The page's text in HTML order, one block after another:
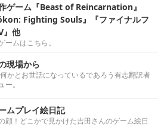
ゲーム『Beast of Reincarnation』
Fighting Souls』『ファイナルフ
』他
ームはこちら。
現場から
かとお世話になっているであろう有志翻訳者
。
ムプレイ絵日記
顔！どこかで見かけた吉田さんのゲーム絵日